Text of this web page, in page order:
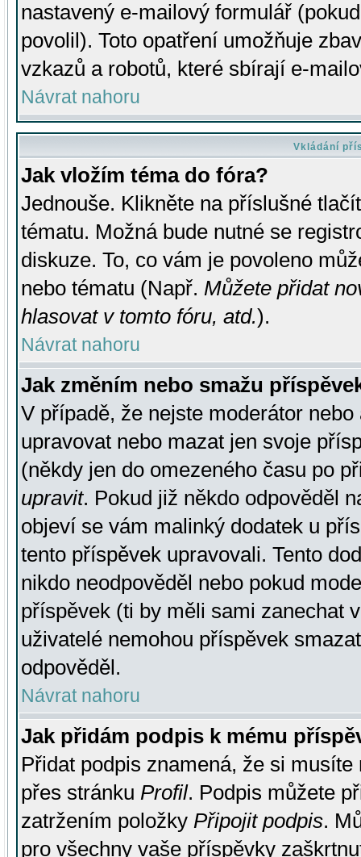
nastavený e-mailový formulář
povolil). Toto opatření umožňuje
vzkazů a robotů, které sbírají e-
Návrat nahoru
Vkládání
Jak vložím téma do fóra?
Jednouše. Klikněte na příslušné
tématu. Možná bude nutné se
diskuze. To, co vám je povoleno
nebo tématu (Např. Můžete přidat
hlasovat v tomto fóru, atd.).
Návrat nahoru
Jak změním nebo smažu
V případě, že nejste moderátor
upravovat nebo mazat jen svoje
(někdy jen do omezeného času po
upravit. Pokud již někdo odpověděl
objeví se vám malinký dodatek u
tento příspěvek upravovali. Tento
nikdo neodpověděl nebo pokud
příspěvek (ti by měli sami zanechat
uživatelé nemohou příspěvek
odpověděl.
Návrat nahoru
Jak přidám podpis k mému
Přidat podpis znamená, že si
přes stránku Profil. Podpis můžete
zatržením položky Připojit podpis.
pro všechny vaše příspěvky